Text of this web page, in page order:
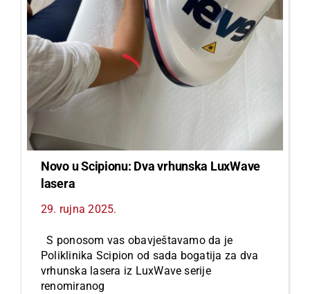
Novo u Scipionu: Dva vrhunska LuxWave
lasera
29. rujna 2025.
S ponosom vas obavještavamo da je
Poliklinika Scipion od sada bogatija za dva
vrhunska lasera iz LuxWave serije
renomiranog